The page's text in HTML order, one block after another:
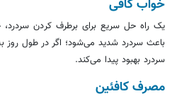
خواب کافی
یک راه حل سریع برای برطرف کردن
باعث سردرد شدید می‏‌شود؛ اگر در طول روز
سردرد بهبود پیدا می‌کند.
مصرف کافئین